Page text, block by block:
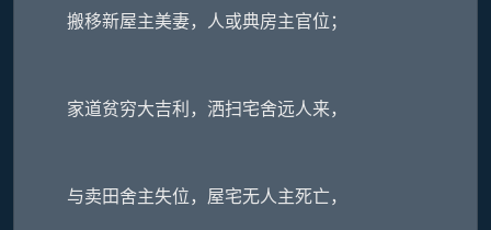
搬移新屋主美妻，人或典房主官位；
家道贫穷大吉利，洒扫宅舍远人来，
与卖田舍主失位，屋宅无人主死亡，